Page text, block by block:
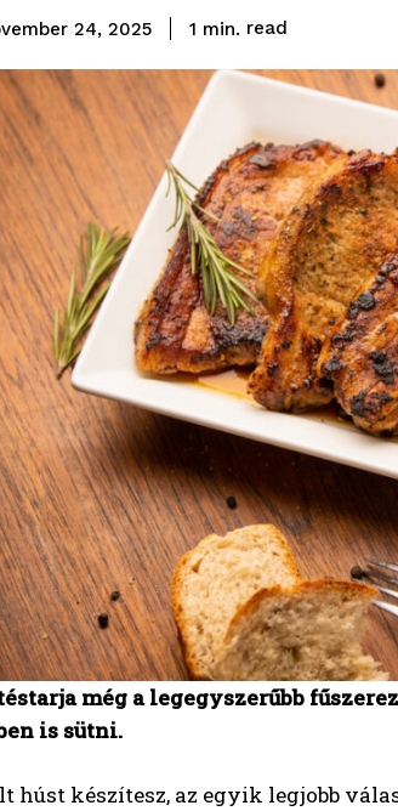
24, 2025 1 min. read
még a legegyszerűbb
is sütni.
húst készítesz, az egyik legjobb